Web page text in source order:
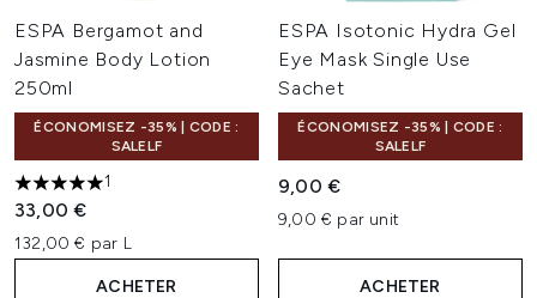
ESPA Bergamot and
Jasmine Body Lotion
250ml
ÉCONOMISEZ -35% | CODE :
SALELF
5 étoiles sur un maximum de 5
1
33,00 €
132,00 € par L
ACHETER
ESPA Isotonic Hydra Gel
Eye Mask Single Use
Sachet
ÉCONOMISEZ -35% | CODE :
SALELF
9,00 €
9,00 € par unit
ACHETER